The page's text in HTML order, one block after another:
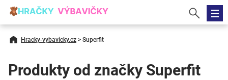
Hracky-vybavicky.cz > Superfit
Produkty od značky Superfit